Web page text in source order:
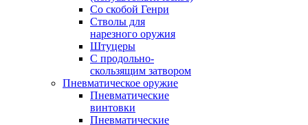
Со скобой Генри
Стволы для
нарезного оружия
Штуцеры
С продольно-
скользящим затвором
Пневматическое оружие
Пневматические
винтовки
Пневматические